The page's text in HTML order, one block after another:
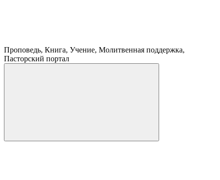
Проповедь, Книга, Учение, Молитвенная поддержка,
Пасторский портал